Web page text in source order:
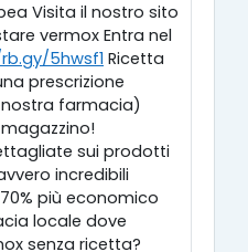
Visita il nostro sito
vermox Entra nel
5hwsf1 Ricetta
prescrizione
farmacia)
sui prodotti
incredibili
più economico
locale dove
senza ricetta?